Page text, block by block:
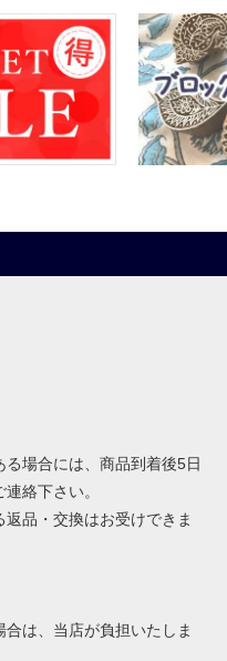
場合には、商品到着後5日
絡下さい。
品・交換はお受けできま
は、当店が負担いたしま